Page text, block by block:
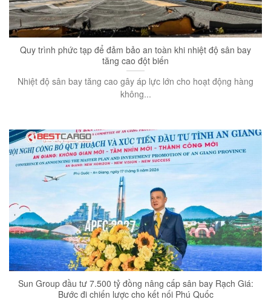
Quy trình phức tạp để đảm bảo an toàn khi nhiệt độ sân bay
tăng cao đột biến
Nhiệt độ sân bay tăng cao gây áp lực lớn cho hoạt động hàng
không...
Sun Group đầu tư 7.500 tỷ đồng nâng cấp sân bay Rạch Giá:
Bước đi chiến lược cho kết nối Phú Quốc